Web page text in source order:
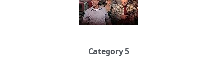
Category 5